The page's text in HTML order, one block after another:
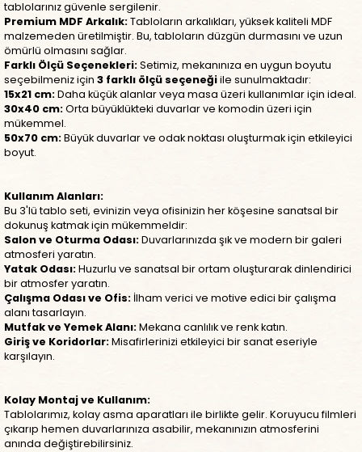
tablolarınız güvenle sergilenir.
Premium MDF Arkalık:Tabloların arkalıkları, yüksek kaliteli MDF
malzemeden üretilmiştir. Bu, tabloların düzgün durmasını ve uzun
ömürlü olmasını sağlar.
Farklı Ölçü Seçenekleri:Setimiz, mekanınıza en uygun boyutu
seçebilmeniz için 3 farklı ölçü seçeneğiile sunulmaktadır:
15x21 cm:Daha küçük alanlar veya masa üzeri kullanımlar için ideal.
30x40 cm:Orta büyüklükteki duvarlar ve komodin üzeri için
mükemmel.
50x70 cm:Büyük duvarlar ve odak noktası oluşturmak için etkileyici
boyut.
Kullanım Alanları:
Bu 3'lü tablo seti, evinizin veya ofisinizin her köşesine sanatsal bir
dokunuş katmak için mükemmeldir:
Salon ve Oturma Odası:Duvarlarınızda şık ve modern bir galeri
atmosferi yaratın.
Yatak Odası:Huzurlu ve sanatsal bir ortam oluşturarak dinlendirici
bir atmosfer yaratın.
Çalışma Odası ve Ofis: İlham verici ve motive edici bir çalışma
alanı tasarlayın.
Mutfak ve Yemek Alanı:Mekana canlılık ve renk katın.
Giriş ve Koridorlar:Misafirlerinizi etkileyici bir sanat eseriyle
karşılayın.
Kolay Montaj ve Kullanım:
Tablolarımız, kolay asma aparatları ile birlikte gelir. Koruyucu filmleri
çıkarıp hemen duvarlarınıza asabilir, mekanınızın atmosferini
anında değiştirebilirsiniz.